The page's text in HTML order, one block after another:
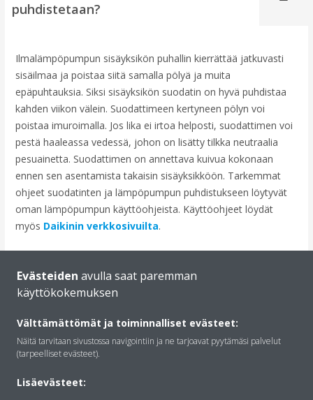
puhdistetaan?
Ilmalämpöpumpun sisäyksikön puhallin kierrättää jatkuvasti
sisäilmaa ja poistaa siitä samalla pölyä ja muita
epäpuhtauksia. Siksi sisäyksikön suodatin on hyvä puhdistaa
kahden viikon välein. Suodattimeen kertyneen pölyn voi
poistaa imuroimalla. Jos lika ei irtoa helposti, suodattimen voi
pestä haaleassa vedessä, johon on lisätty tilkka neutraalia
pesuainetta. Suodattimen on annettava kuivua kokonaan
ennen sen asentamista takaisin sisäyksikköön. Tarkemmat
ohjeet suodatinten ja lämpöpumpun puhdistukseen löytyvät
oman lämpöpumpun käyttöohjeista. Käyttöohjeet löydät
myös Daikinin verkkosivuilta.
Katso käyttöohjeet
Daikin-lämpöpumppullesi,
ota yhteyttä
valtuutettuun jälleenmyyjään
Evästeiden avulla saat paremman
käyttökokemuksen
Välttämättömät ja toiminnalliset evästeet:
Näitä tarvitaan sivustossa navigointiin ja ne tarjoavat pyytämäsi palvelut
(tarpeelliset evästeet).
Lisäevästeet: